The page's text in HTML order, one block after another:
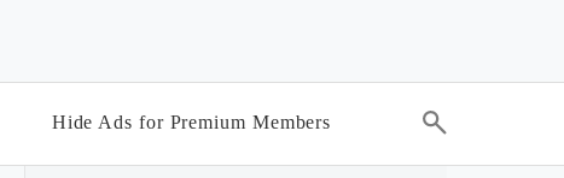
Hide Ads for Premium Members